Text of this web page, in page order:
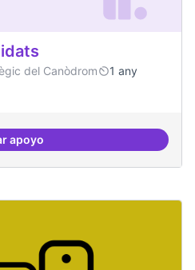
del Canòdrom
1 any
apoyo
Espais oberts i cuidats